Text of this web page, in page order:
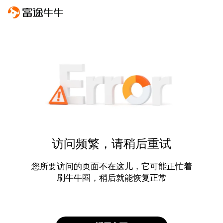
访问频繁，请稍后重试
您所要访问的页面不在这儿，它可能正忙着
刷牛牛圈，稍后就能恢复正常